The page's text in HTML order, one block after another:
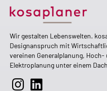
Wir gestalten Lebenswelten.
Designanspruch mit
vereinen Generalplanung,
Elektroplanung unter einem